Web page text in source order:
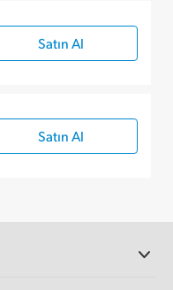
Satın Al
Satın Al